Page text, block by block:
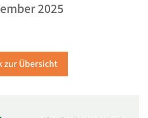
2025
zur Übersicht